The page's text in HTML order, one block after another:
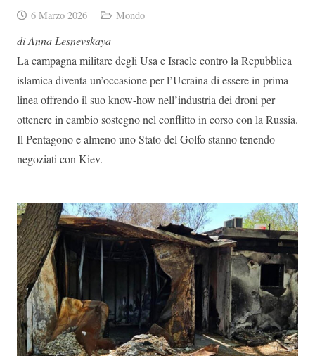
6 Marzo 2026 Mondo
di Anna Lesnevskaya
La campagna militare degli Usa e Israele contro la Repubblica
islamica diventa un’occasione per l’Ucraina di essere in prima
linea offrendo il suo know-how nell’industria dei droni per
ottenere in cambio sostegno nel conflitto in corso con la Russia.
Il Pentagono e almeno uno Stato del Golfo stanno tenendo
negoziati con Kiev.